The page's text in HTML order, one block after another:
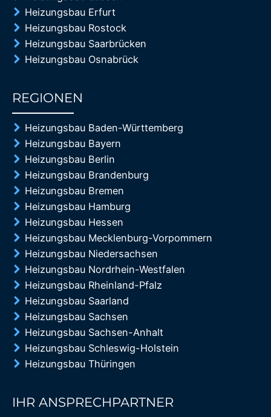
Heizungsbau Erfurt
Heizungsbau Rostock
Heizungsbau Saarbrücken
Heizungsbau Osnabrück
REGIONEN
Heizungsbau Baden-Württemberg
Heizungsbau Bayern
Heizungsbau Berlin
Heizungsbau Brandenburg
Heizungsbau Bremen
Heizungsbau Hamburg
Heizungsbau Hessen
Heizungsbau Mecklenburg-Vorpommern
Heizungsbau Niedersachsen
Heizungsbau Nordrhein-Westfalen
Heizungsbau Rheinland-Pfalz
Heizungsbau Saarland
Heizungsbau Sachsen
Heizungsbau Sachsen-Anhalt
Heizungsbau Schleswig-Holstein
Heizungsbau Thüringen
IHR ANSPRECHPARTNER